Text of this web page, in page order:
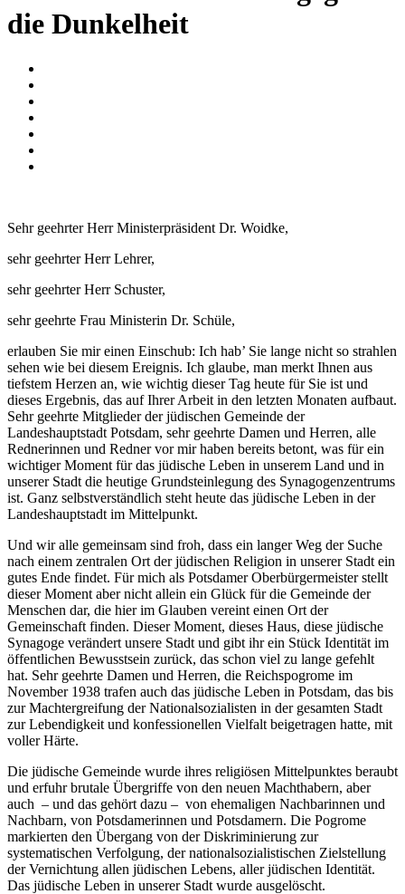
die Dunkelheit
Sehr geehrter Herr Ministerpräsident Dr. Woidke,
sehr geehrter Herr Lehrer,
sehr geehrter Herr Schuster,
sehr geehrte Frau Ministerin Dr. Schüle,
erlauben Sie mir einen Einschub: Ich hab’ Sie lange nicht so strahlen
sehen wie bei diesem Ereignis. Ich glaube, man merkt Ihnen aus
tiefstem Herzen an, wie wichtig dieser Tag heute für Sie ist und
dieses Ergebnis, das auf Ihrer Arbeit in den letzten Monaten aufbaut.
Sehr geehrte Mitglieder der jüdischen Gemeinde der
Landeshauptstadt Potsdam, sehr geehrte Damen und Herren, alle
Rednerinnen und Redner vor mir haben bereits betont, was für ein
wichtiger Moment für das jüdische Leben in unserem Land und in
unserer Stadt die heutige Grundsteinlegung des Synagogenzentrums
ist. Ganz selbstverständlich steht heute das jüdische Leben in der
Landeshauptstadt im Mittelpunkt.
Und wir alle gemeinsam sind froh, dass ein langer Weg der Suche
nach einem zentralen Ort der jüdischen Religion in unserer Stadt ein
gutes Ende findet. Für mich als Potsdamer Oberbürgermeister stellt
dieser Moment aber nicht allein ein Glück für die Gemeinde der
Menschen dar, die hier im Glauben vereint einen Ort der
Gemeinschaft finden. Dieser Moment, dieses Haus, diese jüdische
Synagoge verändert unsere Stadt und gibt ihr ein Stück Identität im
öffentlichen Bewusstsein zurück, das schon viel zu lange gefehlt
hat. Sehr geehrte Damen und Herren, die Reichspogrome im
November 1938 trafen auch das jüdische Leben in Potsdam, das bis
zur Machtergreifung der Nationalsozialisten in der gesamten Stadt
zur Lebendigkeit und konfessionellen Vielfalt beigetragen hatte, mit
voller Härte.
Die jüdische Gemeinde wurde ihres religiösen Mittelpunktes beraubt
und erfuhr brutale Übergriffe von den neuen Machthabern, aber
auch – und das gehört dazu – von ehemaligen Nachbarinnen und
Nachbarn, von Potsdamerinnen und Potsdamern. Die Pogrome
markierten den Übergang von der Diskriminierung zur
systematischen Verfolgung, der nationalsozialistischen Zielstellung
der Vernichtung allen jüdischen Lebens, aller jüdischen Identität.
Das jüdische Leben in unserer Stadt wurde ausgelöscht.